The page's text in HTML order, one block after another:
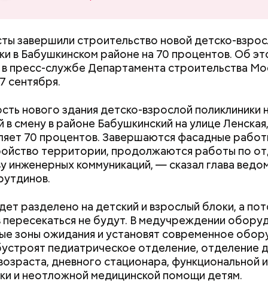
завершили строительство новой детско-
в Бабушкинском районе на 70 процентов. Об
пресс-службе Департамента строительства
сентября.
нового здания детско-взрослой поликлиники
в смену в районе Бабушкинский на улице
70 процентов. Завершаются фасадные
территории, продолжаются работы по
инженерных коммуникаций, — сказал глава
разделено на детский и взрослый блоки, а
пересекаться не будут. В медучреждении
зоны ожидания и установят современное
педиатрическое отделение, отделение
дневного стационара, функциональной
и неотложной медицинской помощи детям.
раздражает, когда пассажиры смотрят
без наушников, — отметила Дарья, 24 года.
Как поменять батареи дома и
не получить штраф
Как получить до
рублей от
трудной
претендовать и
документы